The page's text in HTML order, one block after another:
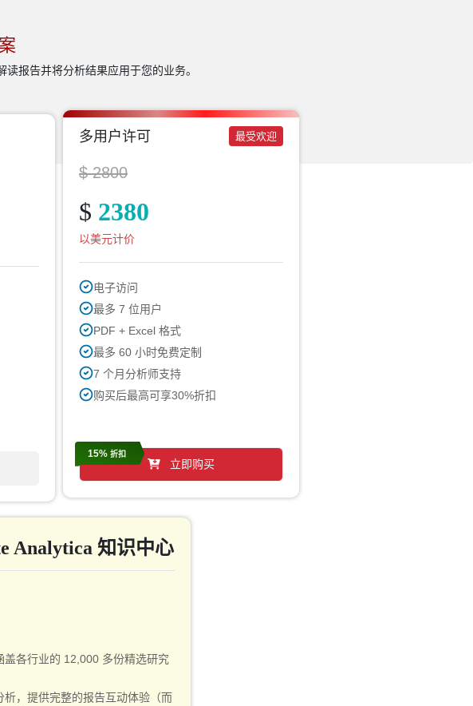
报告并将分析结果应用于您的业务。
多用户许可 最受欢迎
$ 2800
$ 2380
以美元计价
电子访问
最多 7 位用户
PDF + Excel 格式
最多 60 小时免费定制
7 个月分析师支持
购买后最高可享30%折扣
15% 折扣
立即购买
Analytica 知识中心
盖各行业的 12,000 多份精选研究
析，提供完整的报告互动体验（而